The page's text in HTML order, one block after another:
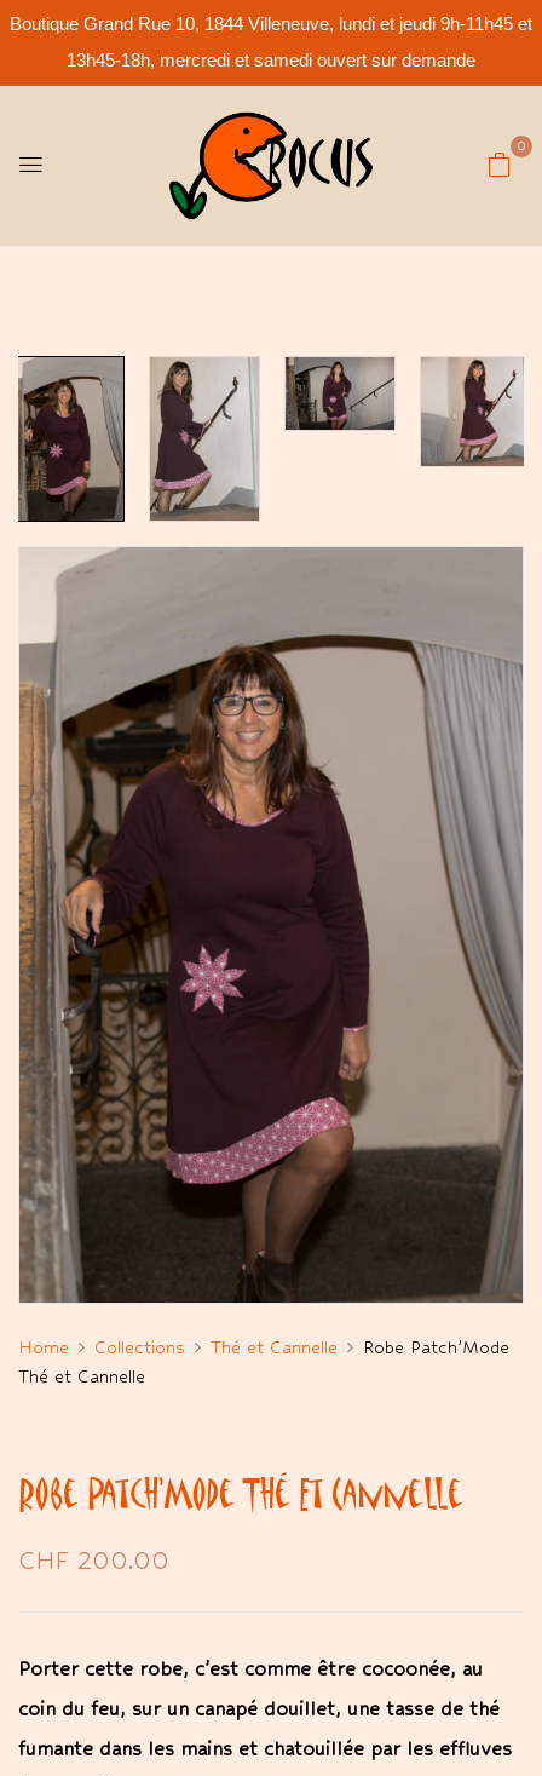
Boutique Grand Rue 10, 1844 Villeneuve, lundi et jeudi 9h-11h45 et
13h45-18h, mercredi et samedi ouvert sur demande
0
Home Collections Thé et Cannelle
Robe Patch’Mode
Thé et Cannelle
Robe Patch’Mode Thé Et Cannelle
CHF 200.00
Porter cette robe, c’est comme être cocoonée, au
coin du feu, sur un canapé douillet, une tasse de thé
fumante dans les mains et chatouillée par les effluves